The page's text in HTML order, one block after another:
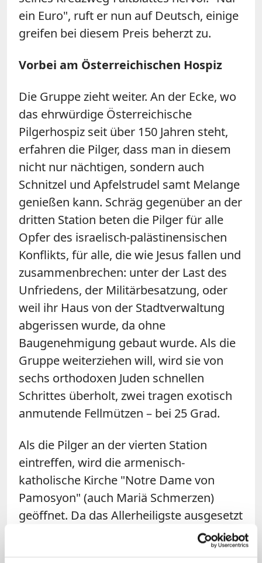
ein Euro", ruft er nun auf Deutsch, einige
greifen bei diesem Preis beherzt zu.
Vorbei am Österreichischen Hospiz
Die Gruppe zieht weiter. An der Ecke, wo
das ehrwürdige Österreichische
Pilgerhospiz seit über 150 Jahren steht,
erfahren die Pilger, dass man in diesem
nicht nur nächtigen, sondern auch
Schnitzel und Apfelstrudel samt Melange
genießen kann. Schräg gegenüber an der
dritten Station beten die Pilger für alle
Opfer des israelisch-palästinensischen
Konflikts, für alle, die wie Jesus fallen und
zusammenbrechen: unter der Last des
Unfriedens, der Militärbesatzung, oder
weil ihr Haus von der Stadtverwaltung
abgerissen wurde, da ohne
Baugenehmigung gebaut wurde. Als die
Gruppe weiterziehen will, wird sie von
sechs orthodoxen Juden schnellen
Schrittes überholt, zwei tragen exotisch
anmutende Fellmützen – bei 25 Grad.
Als die Pilger an der vierten Station
eintreffen, wird die armenisch-
katholische Kirche "Notre Dame von
Pamosyon" (auch Mariä Schmerzen)
geöffnet. Da das Allerheiligste ausgesetzt
ist, beten die deutschen Wallfahrer still
und gedenken der Begegnung Jesu mit